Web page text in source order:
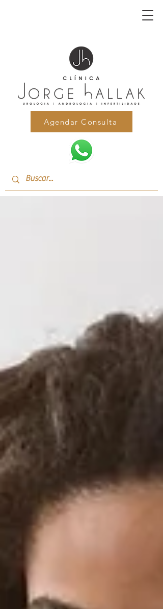
Agendar Consulta